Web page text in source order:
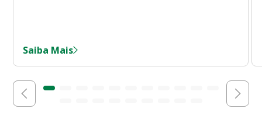
Saiba Mais